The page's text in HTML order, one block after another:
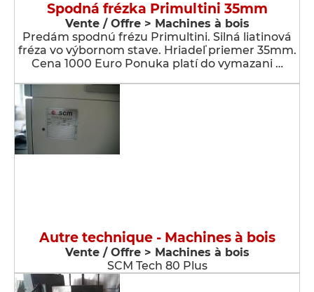
Spodná frézka Primultini 35mm
Vente / Offre > Machines à bois
Predám spodnú frézu Primultini. Silná liatinová
fréza vo výbornom stave. Hriadeľ priemer 35mm.
Cena 1000 Euro Ponuka platí do vymazani …
Autre technique - Machines à bois
Vente / Offre > Machines à bois
SCM Tech 80 Plus